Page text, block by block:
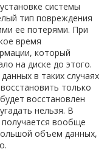
системы
тип повреждения
ее потерями. При
время
который
на диске до этого.
в таких случаях
только
восстановлен
нельзя. В
получается вообще
объем данных,